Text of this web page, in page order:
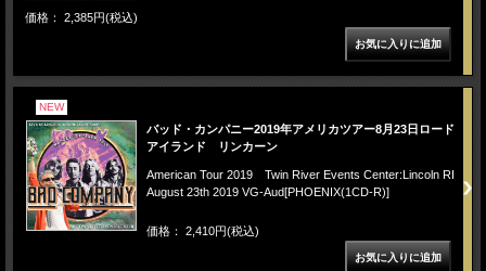
価格： 2,385円(税込)
NEW
バッド・カンパニー2019年アメリカツアー8月23日ロード
アイランド リンカーン
American Tour 2019 Twin River Events Center:Lincoln RI
August 23th 2019 VG-Aud[PHOENIX(1CD-R)]
価格： 2,410円(税込)